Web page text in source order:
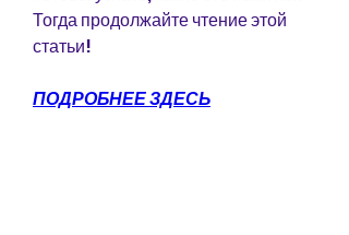
Тогда продолжайте чтение этой
статьи!
ПОДРОБНЕЕ ЗДЕСЬ